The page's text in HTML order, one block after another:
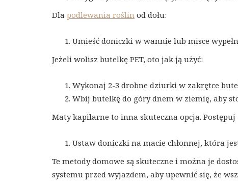
Dla podlewania roślin od dołu:
Umieść doniczki w wannie lub misce
Jeżeli wolisz butelkę PET, oto jak ją użyć:
Wykonaj 2-3 drobne dziurki w zakrętce
Wbij butelkę do góry dnem w ziemię, aby
Maty kapilarne to inna skuteczna opcja.
Ustaw doniczki na macie chłonnej, która
Te metody domowe są skuteczne i można je
systemu przed wyjazdem, aby upewnić się, że